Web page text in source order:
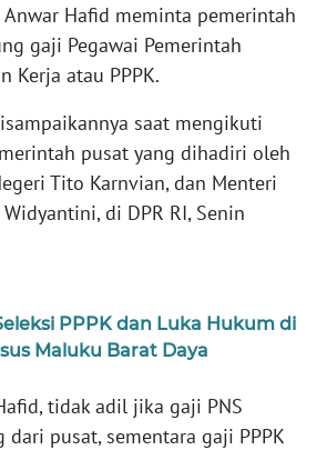
Anwar Hafid meminta pemerintah
gaji Pegawai Pemerintah
Kerja atau PPPK.
saat mengikuti
pusat yang dihadiri oleh
Tito Karnvian, dan Menteri
di DPR RI, Senin
PPPK dan Luka Hukum di
Maluku Barat Daya
tidak adil jika gaji PNS
dari pusat, sementara gaji PPPK